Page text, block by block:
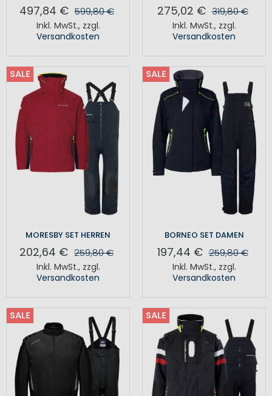
497,84 € 599,80 €
Inkl. MwSt., zzgl.
Versandkosten
275,02 € 319,80 €
Inkl. MwSt., zzgl.
Versandkosten
SALE
MORESBY SET HERREN
202,64 € 259,80 €
Inkl. MwSt., zzgl.
Versandkosten
SALE
BORNEO SET DAMEN
197,44 € 259,80 €
Inkl. MwSt., zzgl.
Versandkosten
SALE SALE